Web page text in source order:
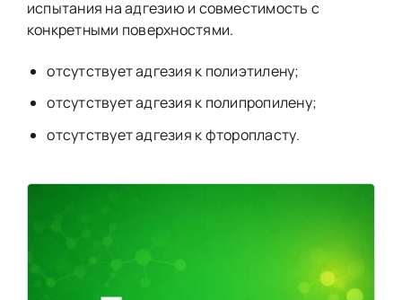
испытания на адгезию и совместимость с
конкретными поверхностями.
отсутствует адгезия к полиэтилену;
отсутствует адгезия к полипропилену;
отсутствует адгезия к фторопласту.